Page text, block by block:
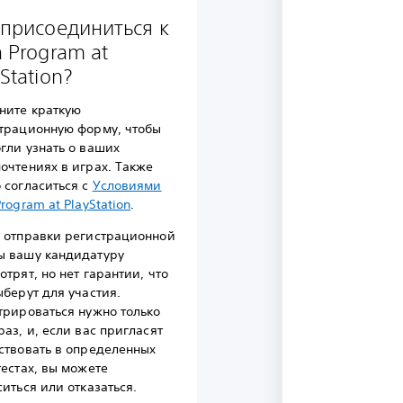
к
Program at
краткую
форму, чтобы
узнать о ваших
в играх. Также
с Условиями
at PlayStation.
регистрационной
вашу кандидатуру
но нет гарантии, что
для участия.
нужно только
и, если вас пригласят
в определенных
вы можете
или отказаться.